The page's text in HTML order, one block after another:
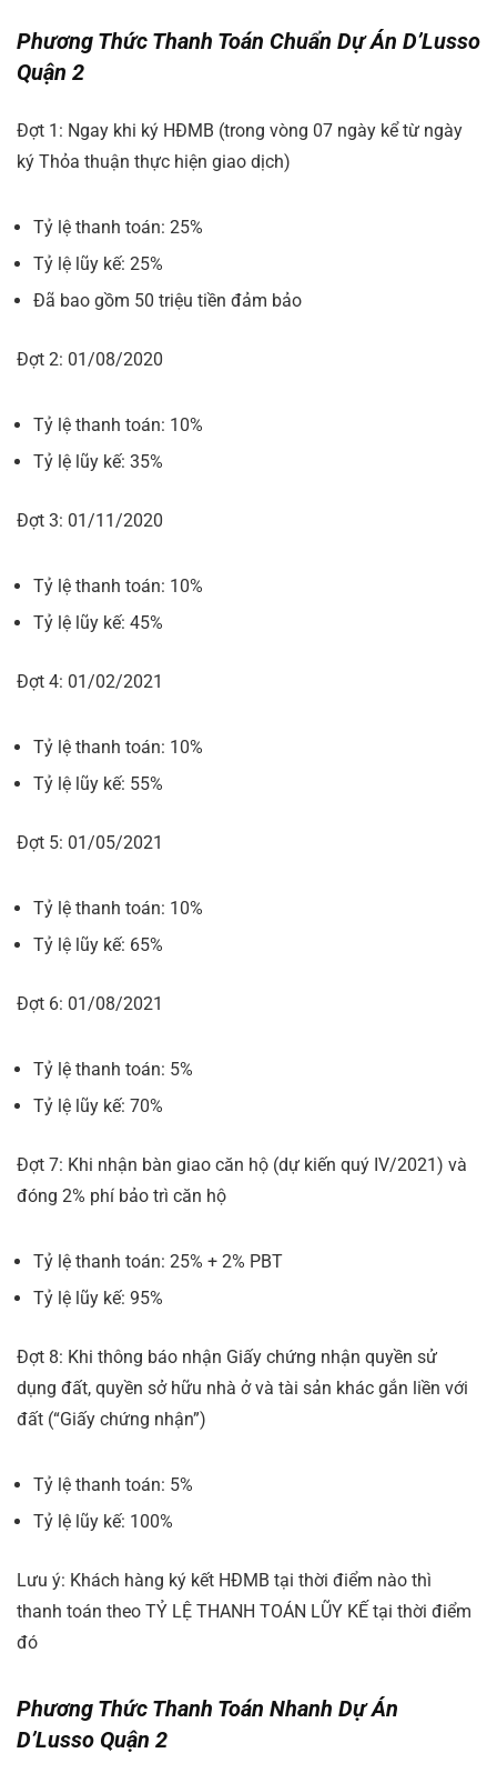
Phương Thức Thanh Toán Chuẩn Dự Án D’Lusso
Quận 2
Đợt 1: Ngay khi ký HĐMB (trong vòng 07 ngày kể từ ngày
ký Thỏa thuận thực hiện giao dịch)
Tỷ lệ thanh toán: 25%
Tỷ lệ lũy kế: 25%
Đã bao gồm 50 triệu tiền đảm bảo
Đợt 2: 01/08/2020
Tỷ lệ thanh toán: 10%
Tỷ lệ lũy kế: 35%
Đợt 3: 01/11/2020
Tỷ lệ thanh toán: 10%
Tỷ lệ lũy kế: 45%
Đợt 4: 01/02/2021
Tỷ lệ thanh toán: 10%
Tỷ lệ lũy kế: 55%
Đợt 5: 01/05/2021
Tỷ lệ thanh toán: 10%
Tỷ lệ lũy kế: 65%
Đợt 6: 01/08/2021
Tỷ lệ thanh toán: 5%
Tỷ lệ lũy kế: 70%
Đợt 7: Khi nhận bàn giao căn hộ (dự kiến quý IV/2021) và
đóng 2% phí bảo trì căn hộ
Tỷ lệ thanh toán: 25% + 2% PBT
Tỷ lệ lũy kế: 95%
Đợt 8: Khi thông báo nhận Giấy chứng nhận quyền sử
dụng đất, quyền sở hữu nhà ở và tài sản khác gắn liền với
đất (“Giấy chứng nhận”)
Tỷ lệ thanh toán: 5%
Tỷ lệ lũy kế: 100%
Lưu ý: Khách hàng ký kết HĐMB tại thời điểm nào thì
thanh toán theo TỶ LỆ THANH TOÁN LŨY KẾ tại thời điểm
đó
Phương Thức Thanh Toán Nhanh Dự Án
D’Lusso Quận 2